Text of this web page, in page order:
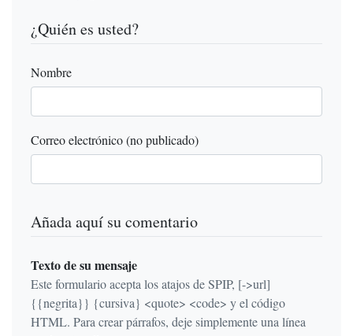
¿Quién es usted?
Nombre
Correo electrónico (no publicado)
Añada aquí su comentario
Texto de su mensaje
Este formulario acepta los atajos de SPIP, [->url]
{{negrita}} {cursiva} <quote> <code> y el código
HTML. Para crear párrafos, deje simplemente una línea